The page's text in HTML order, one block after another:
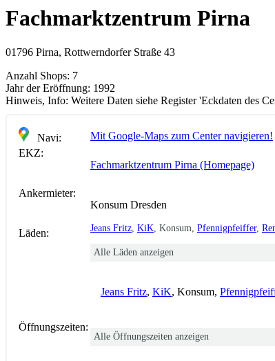
Fachmarktzentrum Pirna
01796 Pirna, Rottwerndorfer Straße 43
Anzahl Shops: 7
Jahr der Eröffnung: 1992
Hinweis, Info: Weitere Daten siehe Register 'Eckdaten des
Navi:
Mit Google-Maps zum Center navigieren!
EKZ:
Fachmarktzentrum Pirna (Homepage)
Ankermieter:
Konsum Dresden
Läden: Jeans Fritz KiK , Konsum, Pfennigpfeiffer,
Alle Läden anzeigen
Jeans Fritz, KiK, Konsum,
Öffnungszeiten:
Alle Öffnungszeiten anzeigen